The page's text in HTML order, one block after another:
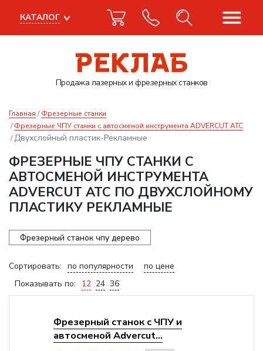
Продажа лазерныхи фрезерных станков
КАТАЛОГ
Главная
Фрезерные станки
Фрезерные ЧПУ станки с автосменой инструмента ADVERCUT ATC
Двухслойный пластик-Рекламные
ФРЕЗЕРНЫЕ ЧПУ СТАНКИ С
АВТОСМЕНОЙ ИНСТРУМЕНТА
ADVERCUT ATC ПО ДВУХСЛОЙНОМУ
ПЛАСТИКУ РЕКЛАМНЫЕ
Фрезерный станок чпу дерево
Сортировать: по популярности
по цене
Показывать по:
12 24 36
Фрезерный станок с ЧПУ и
автосменой Advercut...